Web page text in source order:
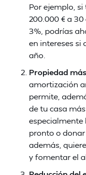
Por ejemplo,
200.000 € a
3%, podrías
en intereses si
año.
Propiedad
amortización
permite,
de tu casa
especialmente
pronto o
además,
y fomentar el